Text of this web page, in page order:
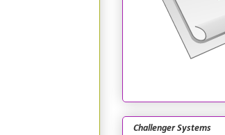
Challenger Systems